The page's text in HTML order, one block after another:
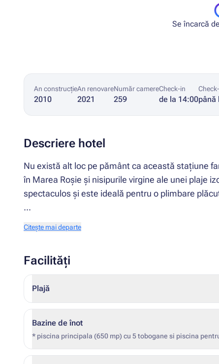
Se încarcă
An construcție
2010
An renovare
2021
Număr camere
259
Check-in
de la 14:00până
Descriere hotel
Nu există alt loc pe pământ ca această stațiune
în Marea Roșie și nisipurile virgine ale unei plaje
spectaculos și este ideală pentru o plimbare
...
Citește mai departe
Facilități
Plajă
Bazine de înot
* piscina principala (650 mp) cu 5 tobogane si piscina